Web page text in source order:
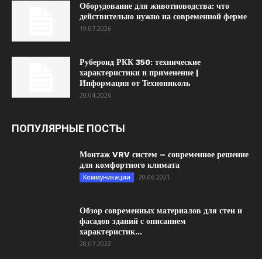
Оборудование для животноводства: что
действительно нужно на современной ферме
19.07.2026
Рубероид РКК 350: технические
характеристики и применение |
Информация от Технониколь
20.04.2026
ПОПУЛЯРНЫЕ ПОСТЫ
Монтаж VRV систем – современное решение
для комфортного климата
Коммуникации 20.06.2021
Обзор современных материалов для стен и
фасадов зданий с описанием
характеристик...
28.07.2022